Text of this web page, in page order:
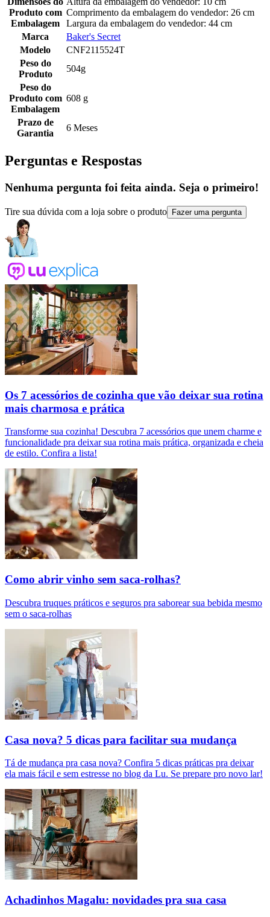
Produto com
Embalagem
Comprimento da embalagem do vendedor: 26 cm
Largura da embalagem do vendedor: 44 cm
Marca
Baker's Secret
Modelo
CNF2115524T
Peso do
Produto
504g
Peso do
Produto com
Embalagem
608 g
Prazo de
Garantia
6 Meses
Perguntas e Respostas
Nenhuma pergunta foi feita ainda. Seja o primeiro!
Tire sua dúvida com a loja sobre o produto Fazer uma pergunta
Os 7 acessórios de cozinha que vão deixar sua rotina
mais charmosa e prática
Transforme sua cozinha! Descubra 7 acessórios que unem charme e
funcionalidade pra deixar sua rotina mais prática, organizada e cheia
de estilo. Confira a lista!
Como abrir vinho sem saca-rolhas?
Descubra truques práticos e seguros pra saborear sua bebida mesmo
sem o saca-rolhas
Casa nova? 5 dicas para facilitar sua mudança
Tá de mudança pra casa nova? Confira 5 dicas práticas pra deixar
ela mais fácil e sem estresse no blog da Lu. Se prepare pro novo lar!
Achadinhos Magalu: novidades pra sua casa